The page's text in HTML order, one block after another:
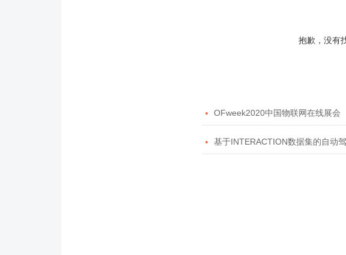
抱歉，没有
 OFweek2020中国物联网在线展会
 基于INTERACTION数据集的自动驾驶预测模